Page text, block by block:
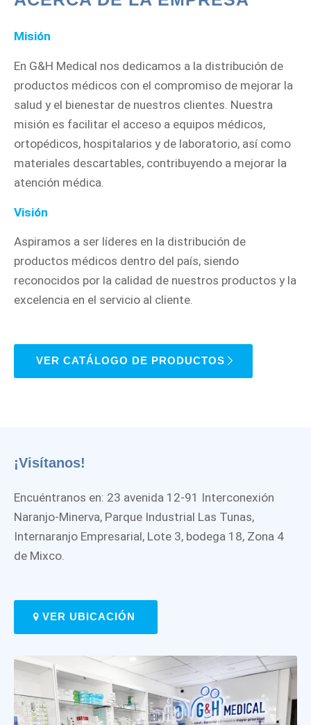
Misión
En G&H Medical nos dedicamos a la distribución de
productos médicos con el compromiso de mejorar la
salud y el bienestar de nuestros clientes. Nuestra
misión es facilitar el acceso a equipos médicos,
ortopédicos, hospitalarios y de laboratorio, así como
materiales descartables, contribuyendo a mejorar la
atención médica.
Visión
Aspiramos a ser líderes en la distribución de
productos médicos dentro del país, siendo
reconocidos por la calidad de nuestros productos y la
excelencia en el servicio al cliente.
VER CATÁLOGO DE PRODUCTOS
¡Visítanos!
Encuéntranos en: 23 avenida 12-91 Interconexión
Naranjo-Minerva, Parque Industrial Las Tunas,
Internaranjo Empresarial, Lote 3, bodega 18, Zona 4
de Mixco.
VER UBICACIÓN